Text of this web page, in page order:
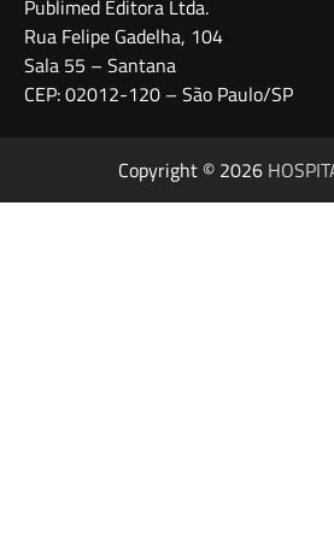
Publimed Editora Ltda.
Rua Felipe Gadelha, 104
Sala 55 – Santana
CEP: 02012-120 – São Paulo/SP
Copyright © 2026